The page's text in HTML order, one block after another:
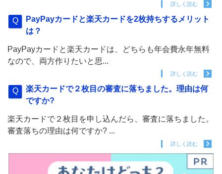
詳しく読む
PayPayカードと楽天カードを2枚持ちするメリット
は？
PayPayカードと楽天カードは、どちらも年会費永年無料
なので、両方作りたいと思...
詳しく読む
楽天カードで２枚目の審査に落ちました。理由は何
ですか?
楽天カードで２枚目を申し込んだら、審査に落ちました。
審査落ちの理由は何ですか? ...
詳しく読む